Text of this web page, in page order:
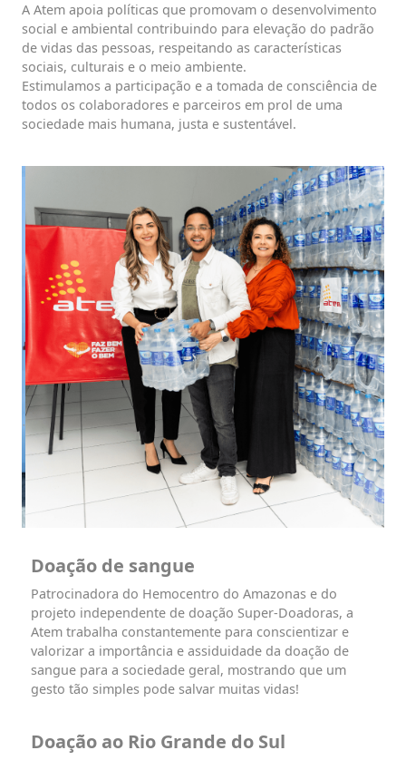
A Atem apoia políticas que promovam o desenvolvimento
social e ambiental contribuindo para elevação do padrão
de vidas das pessoas, respeitando as características
sociais, culturais e o meio ambiente.
Estimulamos a participação e a tomada de consciência de
todos os colaboradores e parceiros em prol de uma
sociedade mais humana, justa e sustentável.
Doação de sangue
Patrocinadora do Hemocentro do Amazonas e do
projeto independente de doação Super-Doadoras, a
Atem trabalha constantemente para conscientizar e
valorizar a importância e assiduidade da doação de
sangue para a sociedade geral, mostrando que um
gesto tão simples pode salvar muitas vidas!
Doação ao Rio Grande do Sul